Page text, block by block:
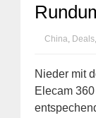
China, Deals,
Nieder mit
Elecam